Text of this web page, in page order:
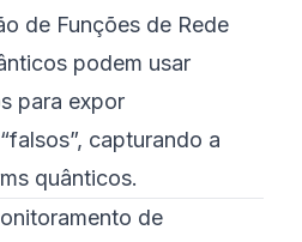
de Funções de Rede
podem usar
para expor
capturando a
quânticos.
de